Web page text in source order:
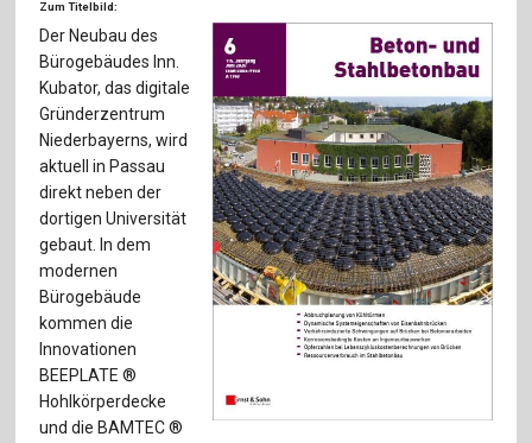
Werben
Service
Für Autor:innen
Verlag
Sprache / Language: DE Sprache / Language: EN
Zum Titelbild:
Der Neubau des
Bürogebäudes Inn.
Kubator, das digitale
Gründerzentrum
Niederbayerns, wird
aktuell in Passau
direkt neben der
dortigen Universität
gebaut. In dem
modernen
Bürogebäude
kommen die
Innovationen
BEEPLATE ®
Hohlkörperdecke
und die BAMTEC ®